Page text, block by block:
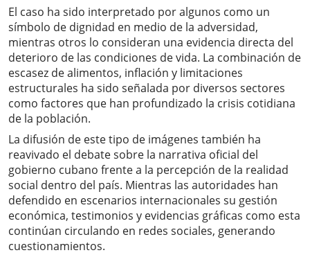
El caso ha sido interpretado por algunos como un
símbolo de dignidad en medio de la adversidad,
mientras otros lo consideran una evidencia directa del
deterioro de las condiciones de vida. La combinación de
escasez de alimentos, inflación y limitaciones
estructurales ha sido señalada por diversos sectores
como factores que han profundizado la crisis cotidiana
de la población.
La difusión de este tipo de imágenes también ha
reavivado el debate sobre la narrativa oficial del
gobierno cubano frente a la percepción de la realidad
social dentro del país. Mientras las autoridades han
defendido en escenarios internacionales su gestión
económica, testimonios y evidencias gráficas como esta
continúan circulando en redes sociales, generando
cuestionamientos.